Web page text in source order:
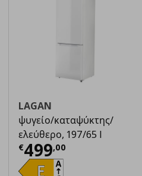
€ 749,00
LAGAN
ψυγείο/καταψύκτης/
ελεύθερο, 197/65 l
€499,00
Τρέχουσα